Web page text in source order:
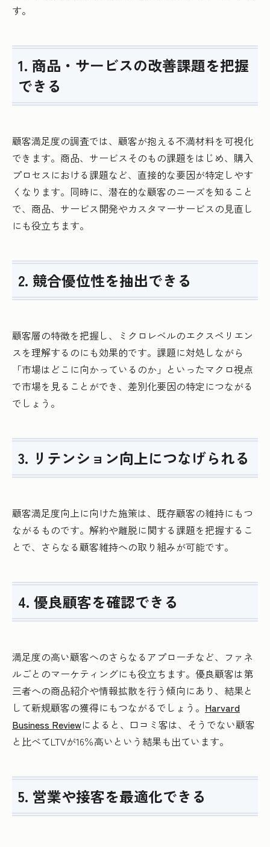
す。
1. 商品・サービスの改善課題を把握
できる
顧客満足度の調査では、顧客が抱える不満材料を可視化
できます。商品、サービスそのもの課題をはじめ、購入
プロセスにおける課題など、直接的な要因が特定しやす
くなります。同時に、潜在的な顧客のニーズを知ること
で、商品、サービス開発やカスタマーサービスの見直し
にも役立ちます。
2. 競合優位性を抽出できる
顧客層の特徴を把握し、ミクロレベルのエクスペリエン
スを理解するのにも効果的です。課題に対処しながら
「市場はどこに向かっているのか」といったマクロ視点
で市場を見ることができ、差別化要因の特定につながる
でしょう。
3. リテンション向上につなげられる
顧客満足度向上に向けた施策は、既存顧客の維持にもつ
ながるものです。解約や離脱に関する課題を把握するこ
とで、さらなる顧客維持への取り組みが可能です。
4. 優良顧客を確認できる
満足度の高い顧客へのさらなるアプローチなど、ファネ
ルごとのマーケティングにも役立ちます。優良顧客は第
三者への商品紹介や情報拡散を行う傾向にあり、結果と
して新規顧客の獲得にもつながるでしょう。 Harvard
Business Reviewによると、口コミ客は、そうでない顧客
と比べてLTVが16％高いという結果も出ています。
5. 営業や接客を最適化できる